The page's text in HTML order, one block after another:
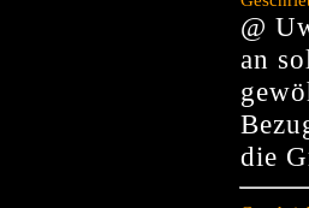
@
an
die